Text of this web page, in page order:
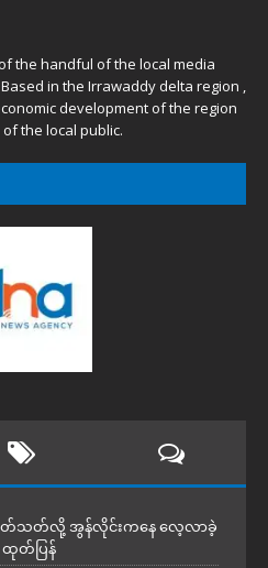
the handful of the local media
in the Irrawaddy delta region ,
development of the region
the local public.
ပတ်သတ်လို့ အွန်လိုင်းကနေ လေ့လာခဲ့
တ်ပြန်